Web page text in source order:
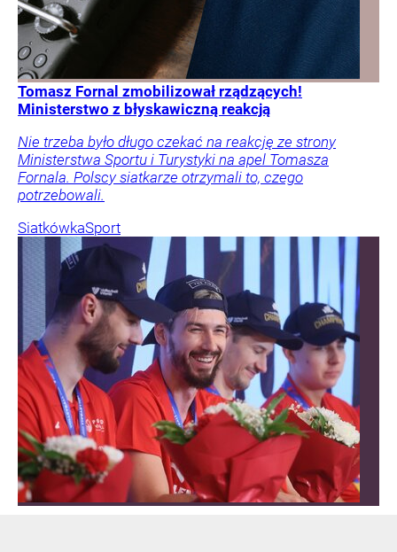
Tomasz Fornal zmobilizował rządzących!
Ministerstwo z błyskawiczną reakcją
Nie trzeba było długo czekać na reakcję ze strony
Ministerstwa Sportu i Turystyki na apel Tomasza
Fornala. Polscy siatkarze otrzymali to, czego
potrzebowali.
SiatkówkaSport